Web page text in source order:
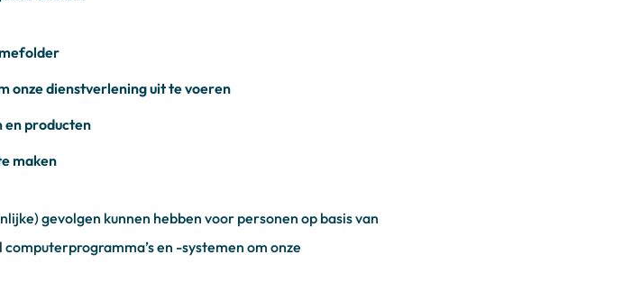
onze dienstverlening uit te voeren
en producten
maken
gevolgen kunnen hebben voor personen op basis van
en -systemen om onze